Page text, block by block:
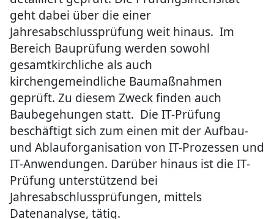
geht dabei über die einer
Jahresabschlussprüfung weit hinaus. Im
Bereich Bauprüfung werden sowohl
gesamtkirchliche als auch
kirchengemeindliche Baumaßnahmen
geprüft. Zu diesem Zweck finden auch
Baubegehungen statt. Die IT-Prüfung
beschäftigt sich zum einen mit der Aufbau-
und Ablauforganisation von IT-Prozessen und
IT-Anwendungen. Darüber hinaus ist die IT-
Prüfung unterstützend bei
Jahresabschlussprüfungen, mittels
Datenanalyse, tätig.